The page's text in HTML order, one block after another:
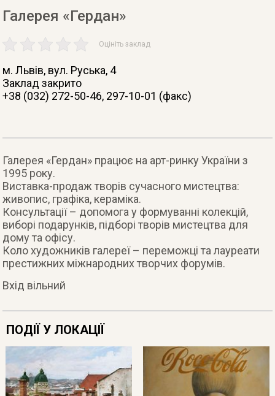
Галерея «Гердан»
Оцініть заклад
м. Львів, вул. Руська, 4
Заклад закрито
+38 (032) 272-50-46, 297-10-01 (факс)
Галерея «Гердан» працює на арт-ринку України з
1995 року.
Виставка-продаж творів сучасного мистецтва:
живопис, графіка, кераміка.
Консультації – допомога у формуванні колекцій,
виборі подарунків, підборі творів мистецтва для
дому та офісу.
Коло художників галереї – переможці та лауреати
престижних міжнародних творчих форумів.
Вхід вільний
ПОДІЇ У ЛОКАЦІЇ